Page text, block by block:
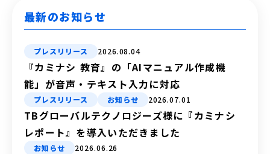
最新のお知らせ
プレスリリース 2026.08.04
『カミナシ 教育』の「AIマニュアル作成機
能」が音声・テキスト入力に対応
プレスリリース お知らせ 2026.07.01
TBグローバルテクノロジーズ様に『カミナシ
レポート』を導入いただきました
お知らせ 2026.06.26